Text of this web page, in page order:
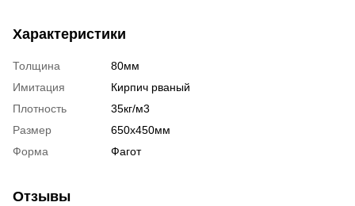
Характеристики
Толщина
80мм
Имитация
Кирпич рваный
Плотность
35кг/м3
Размер
650х450мм
Форма
Фагот
Отзывы